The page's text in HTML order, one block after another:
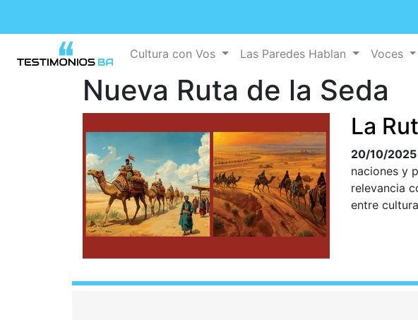
Cultura con Vos Las Paredes Hablan Voces
Nueva Ruta de la Seda
La
20/10/2025
naciones y
relevancia
entre